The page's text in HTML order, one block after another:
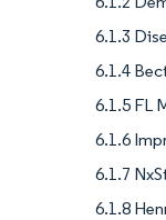
6.1.3
6.1.4
6.1.5 FL
6.1.6
6.1.7
6.1.8